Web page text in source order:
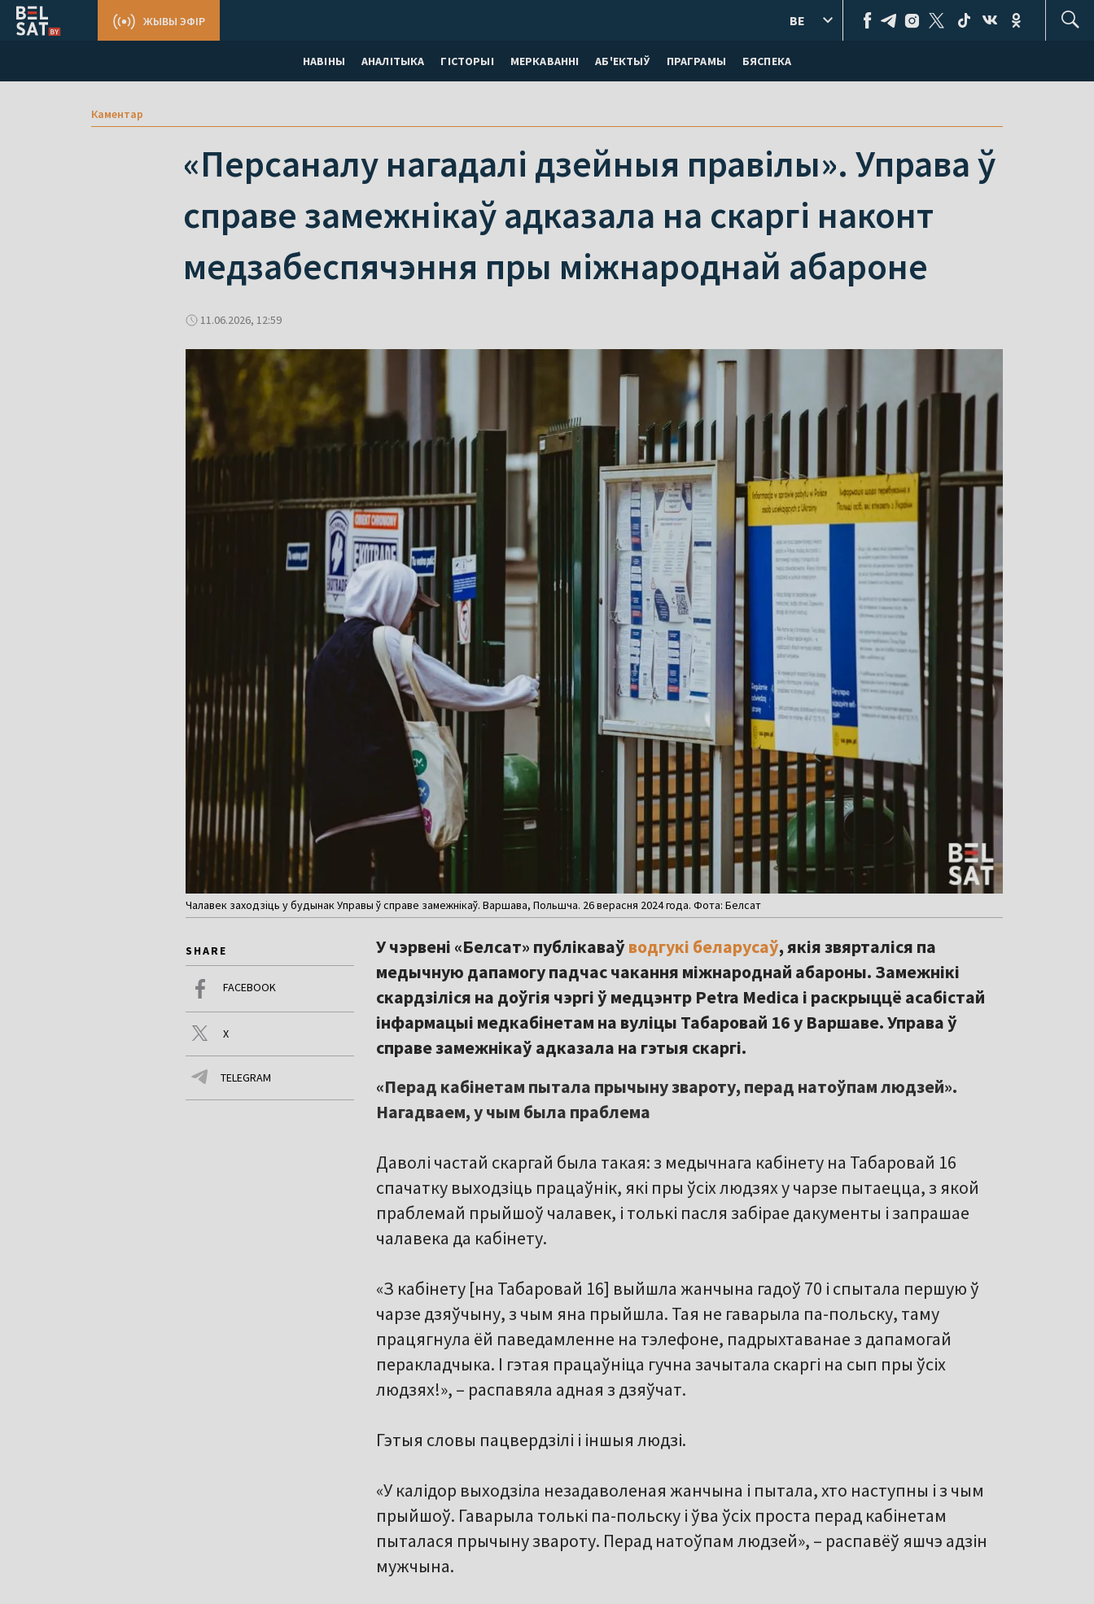
НАВІНЫ АНАЛІТЫКА ГІСТОРЫІ МЕРКАВАННI АБ'ЕКТЫЎ ПРАГРАМЫ БЯСПЕКА
ЖЫВЫ ЭФІР BE
Каментар
«Персаналу нагадалі дзейныя правілы». Управа ў
справе замежнікаў адказала на скаргі наконт
медзабеспячэння пры міжнароднай абароне
11.06.2026, 12:59
Чалавек заходзіць у будынак Управы ў справе замежнікаў. Варшава, Польшча. 26 верасня 2024 года. Фота: Белсат
SHARE
FACEBOOK
X
TELEGRAM
У чэрвені «Белсат» публікаваўводгукі беларусаў, якія звярталіся па
медычную дапамогу падчас чакання міжнароднай абароны. Замежнікі
скардзіліся на доўгія чэргі ў медцэнтр Petra Medica і раскрыццё асабістай
інфармацыі медкабінетам на вуліцы Табаровай 16 у Варшаве. Управа ў
справе замежнікаў адказала на гэтыя скаргі.
«Перад кабінетам пытала прычыну звароту, перад натоўпам людзей».
Нагадваем, у чым была праблема
Даволі частай скаргай была такая: з медычнага кабінету на Табаровай 16
спачатку выходзіць працаўнік, які пры ўсіх людзях у чарзе пытаецца, з якой
праблемай прыйшоў чалавек, і толькі пасля забірае дакументы і запрашае
чалавека да кабінету.
«З кабінету [на Табаровай 16] выйшла жанчына гадоў 70 і спытала першую ў
чарзе дзяўчыну, з чым яна прыйшла. Тая не гаварыла па-польску, таму
працягнула ёй паведамленне на тэлефоне, падрыхтаванае з дапамогай
перакладчыка. І гэтая працаўніца гучна зачытала скаргі на сып пры ўсіх
людзях!», – распавяла адная з дзяўчат.
Гэтыя словы пацвердзілі і іншыя людзі.
«У калідор выходзіла незадаволеная жанчына і пытала, хто наступны і з чым
прыйшоў. Гаварыла толькі па-польску і ўва ўсіх проста перад кабінетам
пыталася прычыну звароту. Перад натоўпам людзей», – распавёў яшчэ адзін
мужчына.